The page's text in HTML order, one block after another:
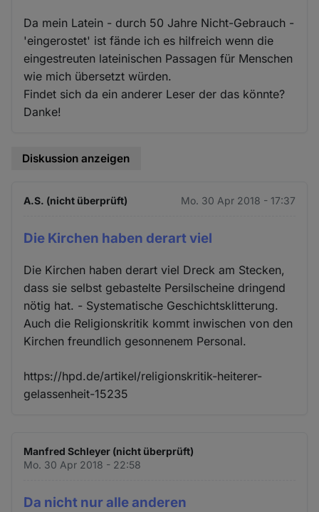
Da mein Latein - durch 50 Jahre Nicht-Gebrauch -
'eingerostet' ist fände ich es hilfreich wenn die
eingestreuten lateinischen Passagen für Menschen
wie mich übersetzt würden.
Findet sich da ein anderer Leser der das könnte?
Danke!
Diskussion anzeigen
A.S. (nicht überprüft) Mo. 30 Apr 2018 - 17:37
Die Kirchen haben derart viel
Die Kirchen haben derart viel Dreck am Stecken,
dass sie selbst gebastelte Persilscheine dringend
nötig hat. - Systematische Geschichtsklitterung.
Auch die Religionskritik kommt inwischen von den
Kirchen freundlich gesonnenem Personal.
https://hpd.de/artikel/religionskritik-heiterer-
gelassenheit-15235
Manfred Schleyer (nicht überprüft)
Mo. 30 Apr 2018 - 22:58
Da nicht nur alle anderen